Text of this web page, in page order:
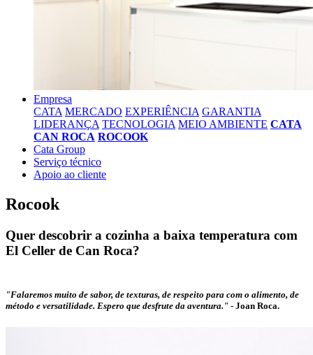
Empresa
CATA MERCADO EXPERIÊNCIA GARANTIA
LIDERANÇA TECNOLOGIA MEIO AMBIENTE CATA
CAN ROCA ROCOOK
Cata Group
Serviço técnico
Apoio ao cliente
Rocook
Quer descobrir a cozinha a baixa temperatura com
El Celler de Can Roca?
"Falaremos muito de sabor, de texturas, de respeito para com o alimento, de
método e versatilidade. Espero que desfrute da aventura." - Joan Roca.